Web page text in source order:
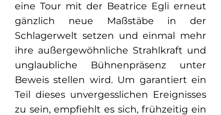
eine Tour mit der Beatrice Egli erneut
gänzlich neue Maßstäbe in der
Schlagerwelt setzen und einmal mehr
ihre außergewöhnliche Strahlkraft und
unglaubliche Bühnenpräsenz unter
Beweis stellen wird. Um garantiert ein
Teil dieses unvergesslichen Ereignisses
zu sein, empfiehlt es sich, frühzeitig ein